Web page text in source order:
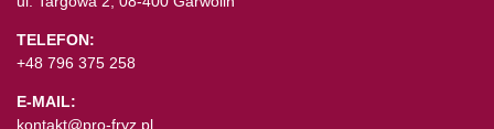
TELEFON:
+48 796 375 258
E-MAIL:
kontakt@pro-fryz.pl